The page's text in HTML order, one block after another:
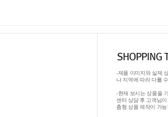
-제품 이미지와 실제
나 지역에 따라 다를
-현재 보시는 상품을
센터 상담 후 고객님
춤형 상품 제작이 가능